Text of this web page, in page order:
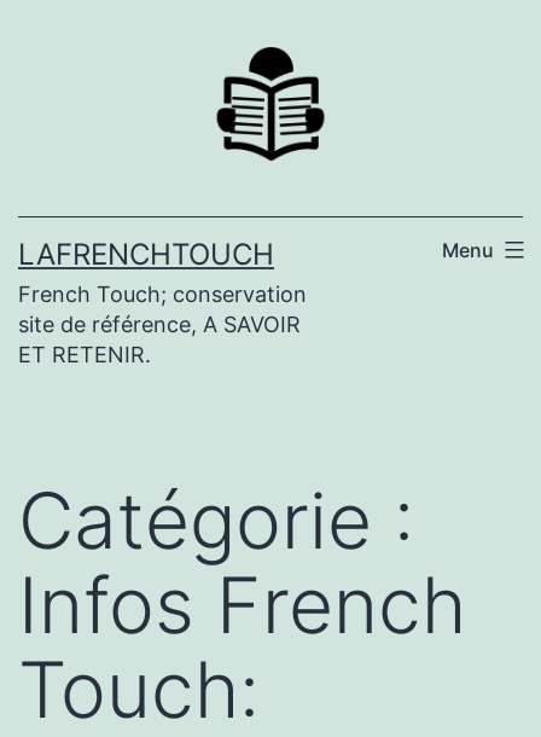
LAFRENCHTOUCH
French Touch; conservation
site de référence, A SAVOIR
ET RETENIR.
Menu
Catégorie :
Infos French
Touch: